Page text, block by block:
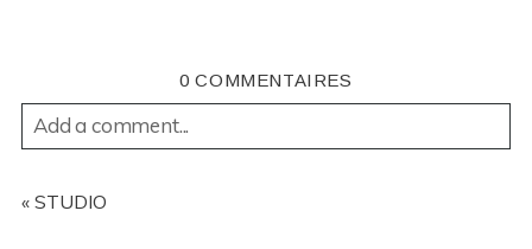
0 COMMENTAIRES
Add a comment...
REQUIRED FIELDS ARE MARKED *
« STUDIO